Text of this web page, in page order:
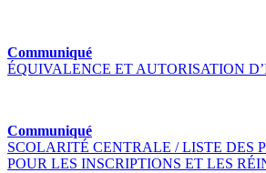
Communiqué
ÉQUIVALENCE ET AUTORISATION
Communiqué
SCOLARITÉ CENTRALE / LISTE DES
POUR LES INSCRIPTIONS ET LES